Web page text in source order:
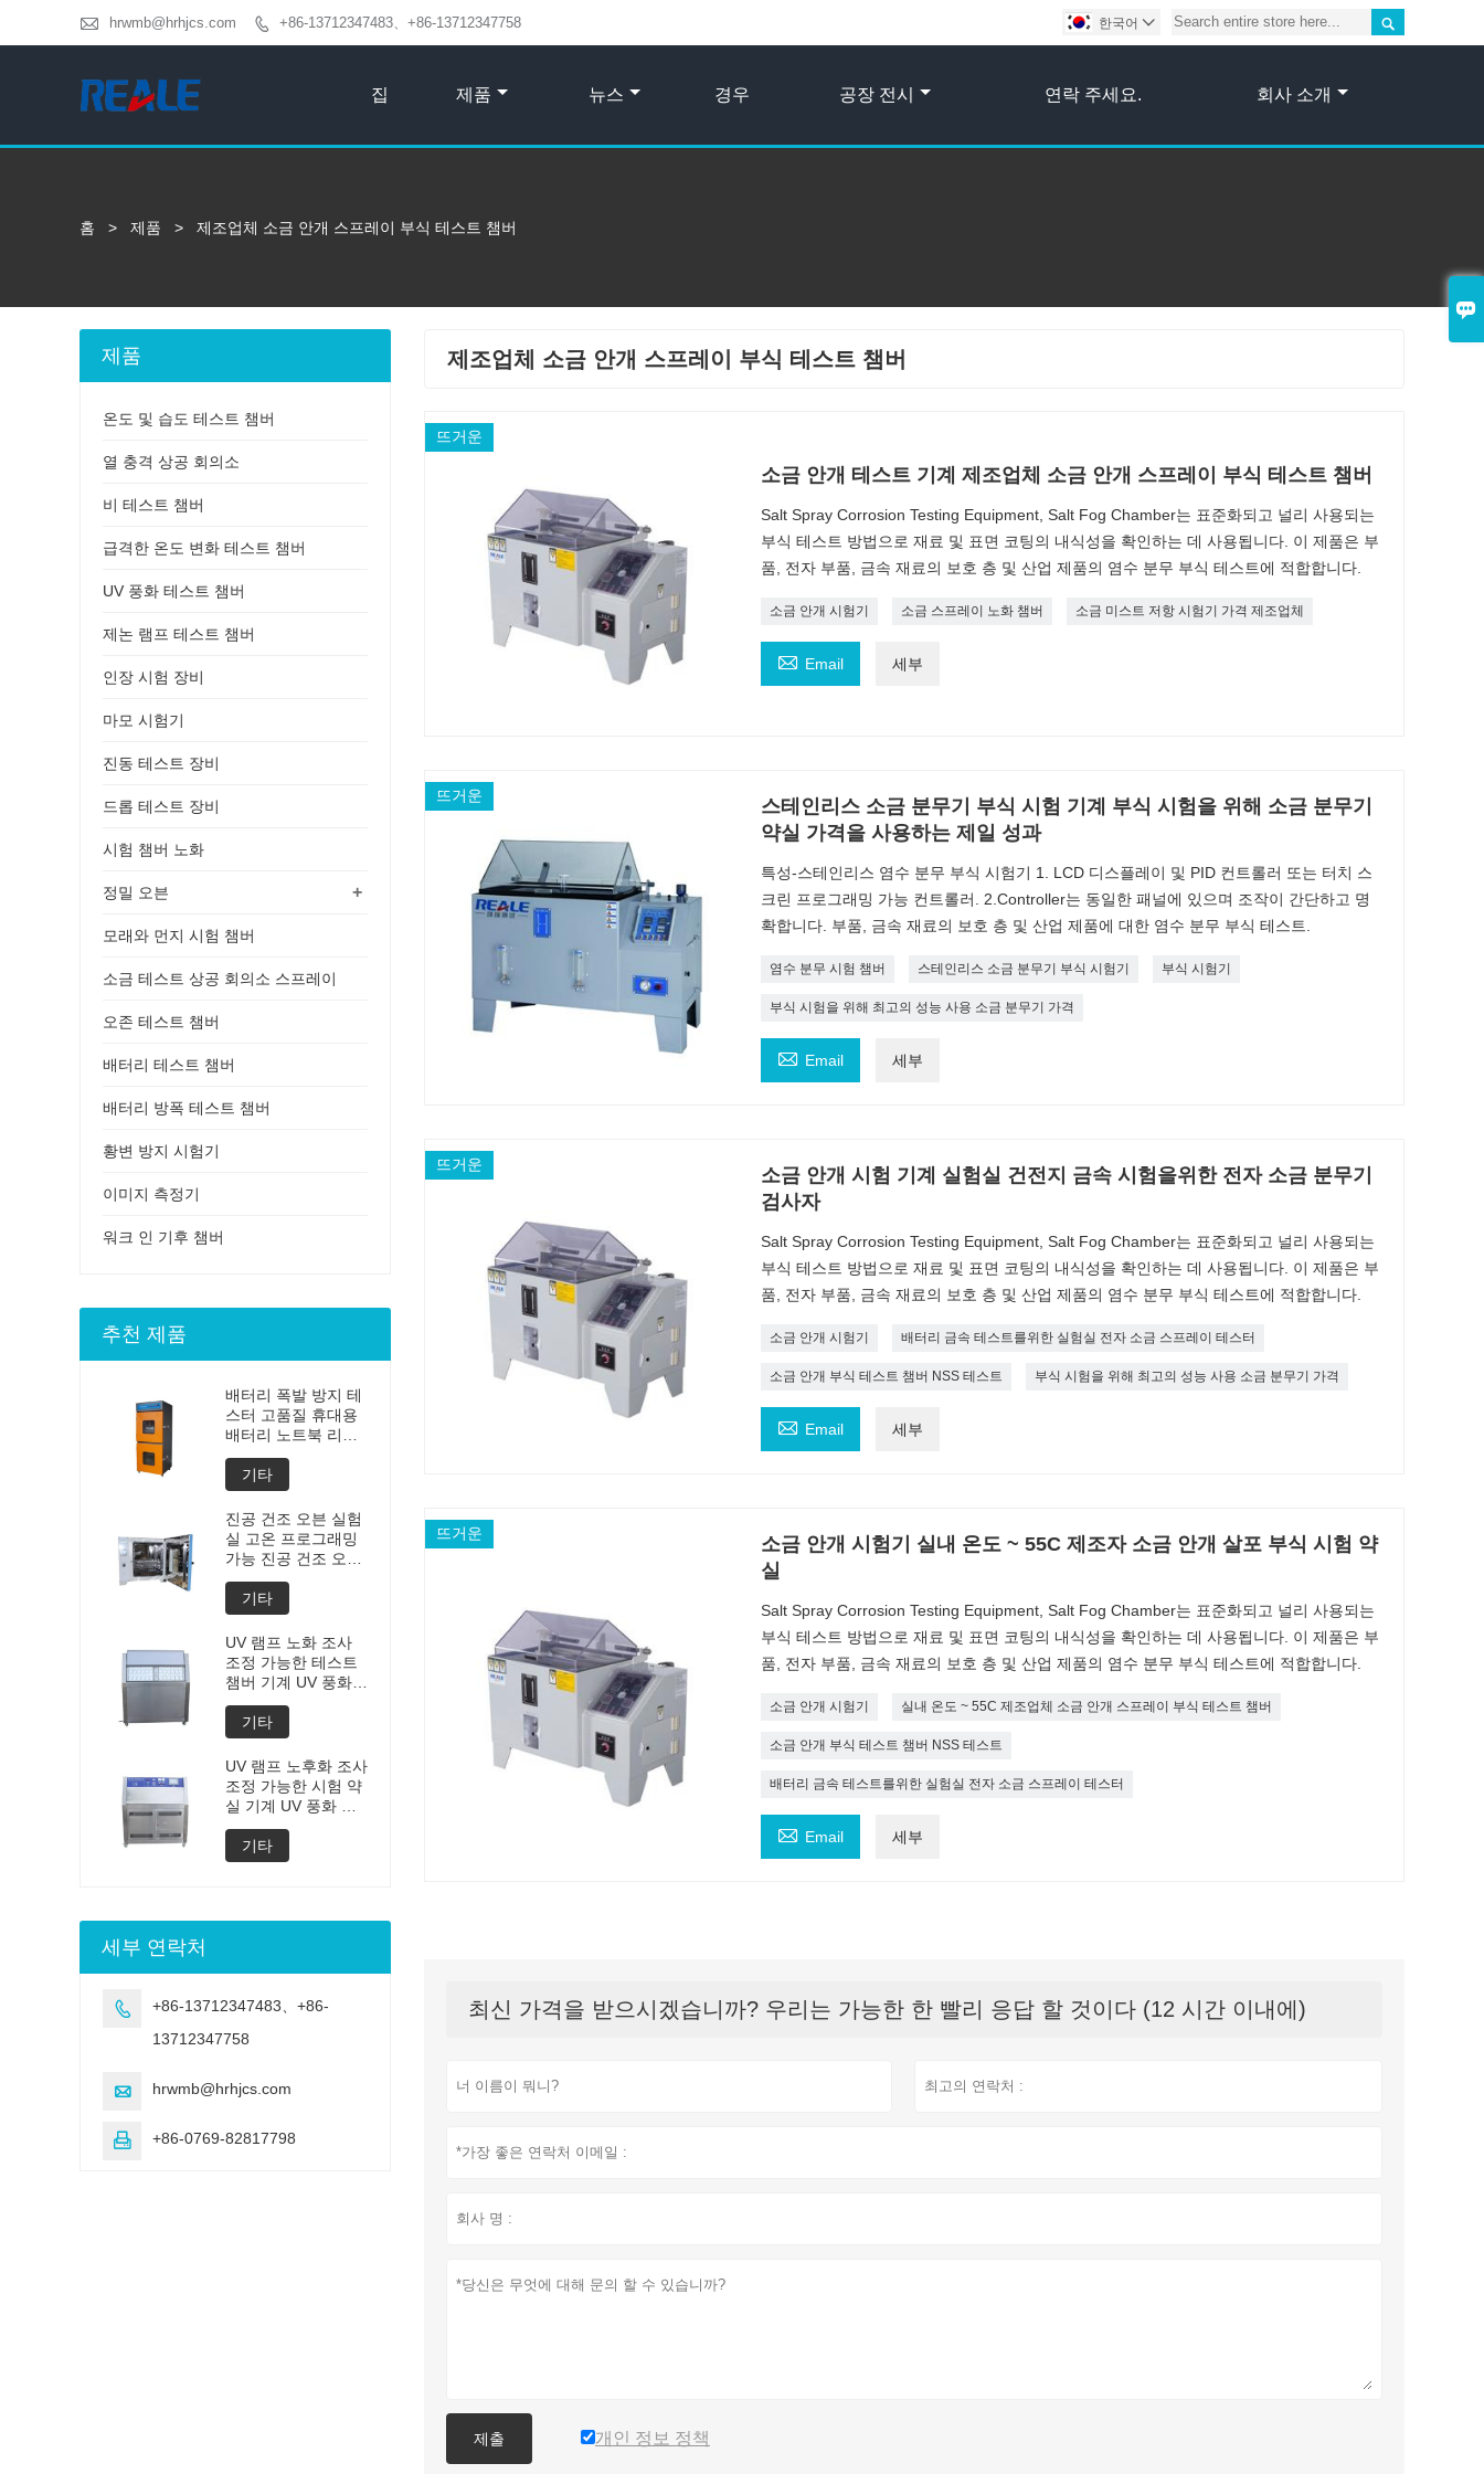

 hrwmb@hrhjcs.com  +86-13712347483、+86-13712347758 
한국어 
집 제품 뉴스 경우 공장 전시 연락 주세요. 회사 소개
홈 > 제품 > 제조업체 소금 안개 스프레이 부식 테스트 챔버
제조업체 소금 안개 스프레이 부식 테스트 챔버
뜨거운
소금 안개 테스트 기계 제조업체 소금 안개 스프레이 부식 테스트 챔버
Salt Spray Corrosion Testing Equipment, Salt Fog Chamber는 표준화되고 널리 사용되는
부식 테스트 방법으로 재료 및 표면 코팅의 내식성을 확인하는 데 사용됩니다. 이 제품은 부
품, 전자 부품, 금속 재료의 보호 층 및 산업 제품의 염수 분무 부식 테스트에 적합합니다.
소금 안개 시험기 소금 스프레이 노화 챔버 소금 미스트 저항 시험기 가격 제조업체
 Email 세부
뜨거운
스테인리스 소금 분무기 부식 시험 기계 부식 시험을 위해 소금 분무기
약실 가격을 사용하는 제일 성과
특성-스테인리스 염수 분무 부식 시험기 1. LCD 디스플레이 및 PID 컨트롤러 또는 터치 스
크린 프로그래밍 가능 컨트롤러. 2.Controller는 동일한 패널에 있으며 조작이 간단하고 명
확합니다. 부품, 금속 재료의 보호 층 및 산업 제품에 대한 염수 분무 부식 테스트.
염수 분무 시험 챔버 스테인리스 소금 분무기 부식 시험기 부식 시험기
부식 시험을 위해 최고의 성능 사용 소금 분무기 가격
 Email 세부
뜨거운
소금 안개 시험 기계 실험실 건전지 금속 시험을위한 전자 소금 분무기
검사자
Salt Spray Corrosion Testing Equipment, Salt Fog Chamber는 표준화되고 널리 사용되는
부식 테스트 방법으로 재료 및 표면 코팅의 내식성을 확인하는 데 사용됩니다. 이 제품은 부
품, 전자 부품, 금속 재료의 보호 층 및 산업 제품의 염수 분무 부식 테스트에 적합합니다.
소금 안개 시험기 배터리 금속 테스트를위한 실험실 전자 소금 스프레이 테스터
소금 안개 부식 테스트 챔버 NSS 테스트 부식 시험을 위해 최고의 성능 사용 소금 분무기 가격
 Email 세부
뜨거운
소금 안개 시험기 실내 온도 ~ 55C 제조자 소금 안개 살포 부식 시험 약
실
Salt Spray Corrosion Testing Equipment, Salt Fog Chamber는 표준화되고 널리 사용되는
부식 테스트 방법으로 재료 및 표면 코팅의 내식성을 확인하는 데 사용됩니다. 이 제품은 부
품, 전자 부품, 금속 재료의 보호 층 및 산업 제품의 염수 분무 부식 테스트에 적합합니다.
소금 안개 시험기 실내 온도 ~ 55C 제조업체 소금 안개 스프레이 부식 테스트 챔버
소금 안개 부식 테스트 챔버 NSS 테스트
배터리 금속 테스트를위한 실험실 전자 소금 스프레이 테스터
 Email 세부
최신 가격을 받으시겠습니까? 우리는 가능한 한 빨리 응답 할 것이다 (12 시간 이내에)
제출 개인 정보 정책
제품
온도 및 습도 테스트 챔버
열 충격 상공 회의소
비 테스트 챔버
급격한 온도 변화 테스트 챔버
UV 풍화 테스트 챔버
제논 램프 테스트 챔버
인장 시험 장비
마모 시험기
진동 테스트 장비
드롭 테스트 장비
시험 챔버 노화
+
정밀 오븐
모래와 먼지 시험 챔버
소금 테스트 상공 회의소 스프레이
오존 테스트 챔버
배터리 테스트 챔버
배터리 방폭 테스트 챔버
황변 방지 시험기
이미지 측정기
워크 인 기후 챔버
추천 제품
배터리 폭발 방지 테
스터 고품질 휴대용
배터리 노트북 리튬
발파 테스트 폭발 테
스터 배터리 테스터
제조 가격
기타
진공 건조 오븐 실험
실 고온 프로그래밍
가능 진공 건조 오븐
맞춤형 오븐 진공 건
조 장비의 진공 탈기
챔버 가격
기타
UV 램프 노화 조사
조정 가능한 테스트
챔버 기계 UV 풍화
노화 챔버 UV 가속
풍화 테스트
기타
UV 램프 노후화 조사
조정 가능한 시험 약
실 기계 UV 풍화 노
후화 약실 UV 가속
된 풍화 시험 기계
기타
세부 연락처

+86-13712347483、+86-
13712347758
 hrwmb@hrhjcs.com
 +86-0769-82817798